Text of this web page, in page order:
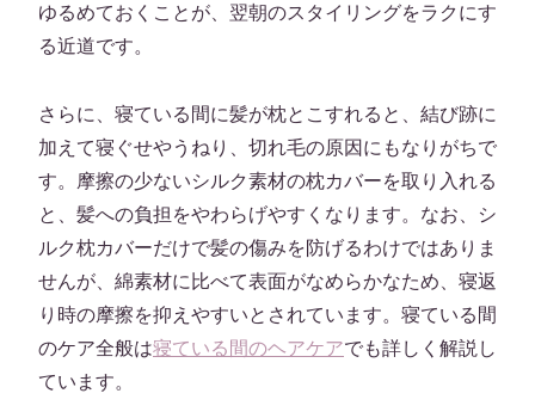
ゆるめておくことが、翌朝のスタイリングをラクにす
る近道です。
さらに、寝ている間に髪が枕とこすれると、結び跡に
加えて寝ぐせやうねり、切れ毛の原因にもなりがちで
す。摩擦の少ないシルク素材の枕カバーを取り入れる
と、髪への負担をやわらげやすくなります。なお、シ
ルク枕カバーだけで髪の傷みを防げるわけではありま
せんが、綿素材に比べて表面がなめらかなため、寝返
り時の摩擦を抑えやすいとされています。寝ている間
のケア全般は寝ている間のヘアケアでも詳しく解説し
ています。